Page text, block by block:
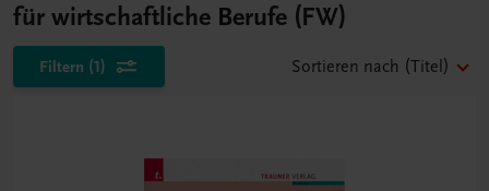
für wirtschaftliche Berufe (FW)
Filtern (1) Sortieren nach (Titel)